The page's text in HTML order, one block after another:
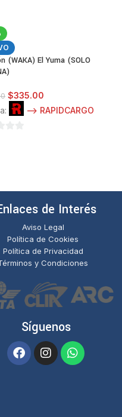
(WAKA) El Yuma (SOLO
$335.00
--> RAPIDCARGO
de Interés
Aviso Legal
Política de Cookies
Política de Privacidad
y Condiciones
Síguenos